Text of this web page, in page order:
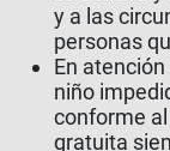
y a las
personas
En
niño
conforme
gratuita